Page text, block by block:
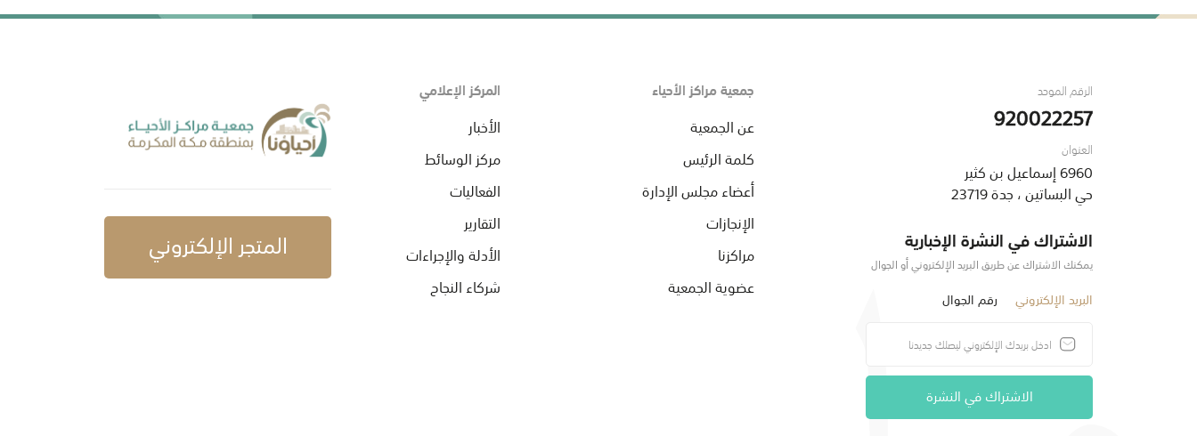
الرقم الموحد
920022257
العنوان
6960 إسماعيل بن كثير
حي البساتين ، جدة 23719
الاشتراك في النشرة الإخبارية
يمكنك الاشتراك عن طريق البريد الإلكتروني أو الجوال
البريد الإلكتروني رقم الجوال
الاشتراك في النشرة
جمعية مراكز الأحياء
عن الجمعية
كلمة الرئيس
أعضاء مجلس الإدارة
الإنجازات
مراكزنا
عضوية الجمعية
المركز الإعلامي
الأخبار
مركز الوسائط
الفعاليات
التقارير
الأدلة والإجراءات
شركاء النجاح
المتجر الإلكتروني